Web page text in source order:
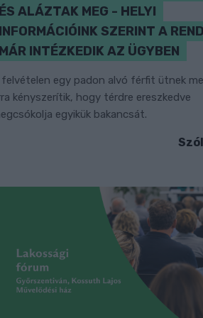
ÉS ALÁZTAK MEG - HELYI
INFORMÁCIÓINK SZERINT A
MÁR INTÉZKEDIK AZ ÜGYBEN
egy padon alvó férfit ütnek
kényszerítik, hogy térdre ereszkedve
egyikük bakancsát.